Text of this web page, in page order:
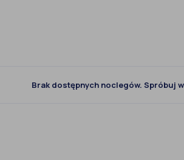
Brak dostępnych noclegów. Spróbuj